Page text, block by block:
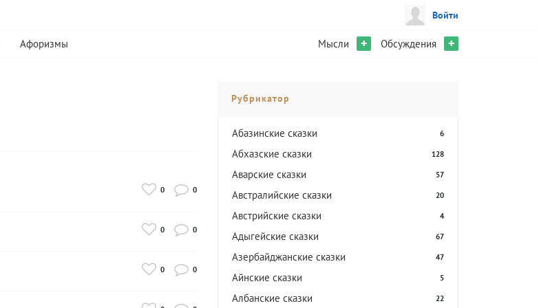
Войти
Афоризмы Мысли + Обсуждения +
0 0
0 0
0 0
Рубрикатор
Абазинские сказки 6
Абхазские сказки 128
Аварские сказки 57
Австралийские сказки 20
Австрийские сказки 4
Адыгейские сказки 67
Азербайджанские сказки 47
Айнские сказки 5
Албанские сказки 22